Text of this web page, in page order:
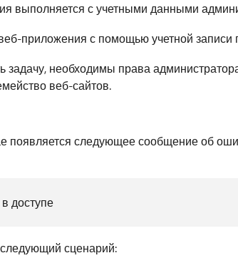
выполняется с учетными данными
приложения с помощью учетной записи
задачу, необходимы права
веб-сайтов.
появляется следующее сообщение об
доступе
сценарий: